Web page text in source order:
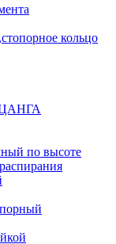
кольцо
по высоте